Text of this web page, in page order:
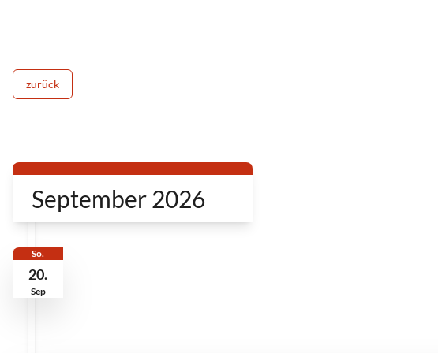
zurück
September 2026
So.
20.
Sep